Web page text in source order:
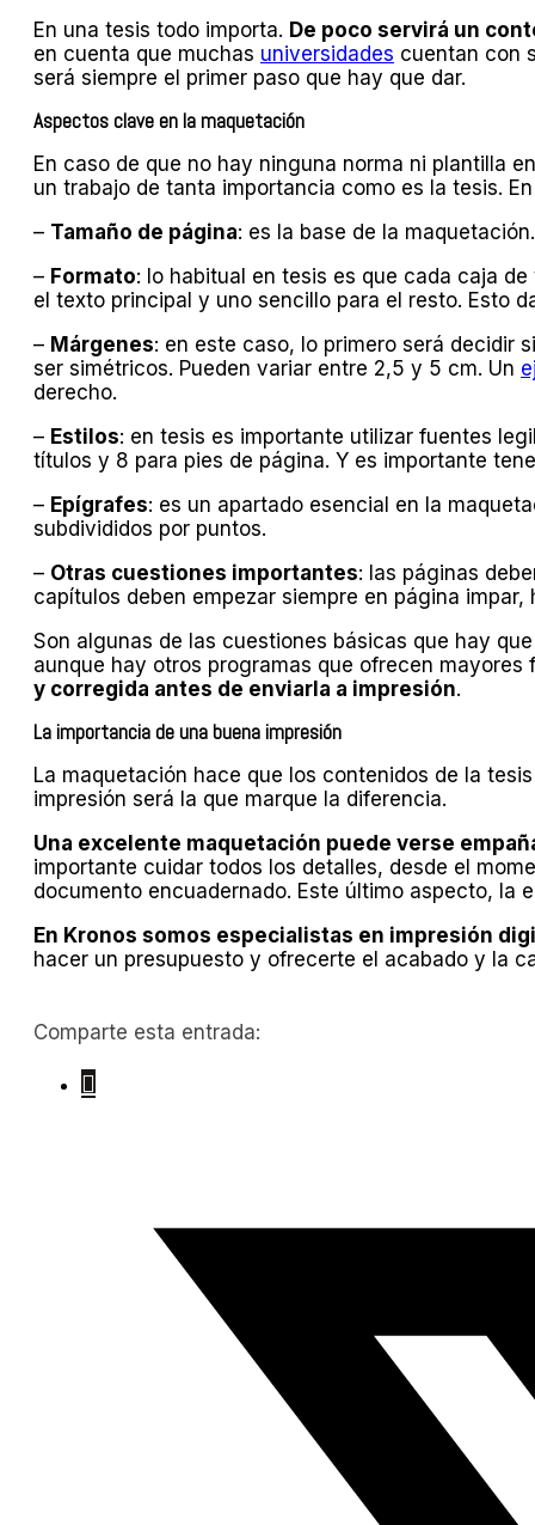
En una tesis todo importa. De poco servirá un
en cuenta que muchas universidades cuentan con
será siempre el primer paso que hay que dar.
Aspectos clave en la maquetación
En caso de que no hay ninguna norma ni plantilla
un trabajo de tanta importancia como es la tesis.
– Tamaño de página: es la base de la
– Formato: lo habitual en tesis es que cada caja
el texto principal y uno sencillo para el resto. Esto
– Márgenes: en este caso, lo primero será decidir
ser simétricos. Pueden variar entre 2,5 y 5 cm. Un
derecho.
– Estilos: en tesis es importante utilizar fuentes
títulos y 8 para pies de página. Y es importante
– Epígrafes: es un apartado esencial en la
subdivididos por puntos.
– Otras cuestiones importantes: las páginas
capítulos deben empezar siempre en página
Son algunas de las cuestiones básicas que hay
aunque hay otros programas que ofrecen
y corregida antes de enviarla a impresión.
La importancia de una buena impresión
La maquetación hace que los contenidos de la
impresión será la que marque la diferencia.
Una excelente maquetación puede verse
importante cuidar todos los detalles, desde el
documento encuadernado. Este último aspecto, la
En Kronos somos especialistas en impresión
hacer un presupuesto y ofrecerte el acabado y la
Comparte esta entrada: